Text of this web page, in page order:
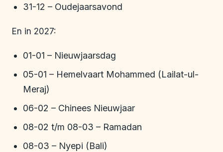
31-12 – Oudejaarsavond
En in 2027:
01-01 – Nieuwjaarsdag
05-01 – Hemelvaart Mohammed (Lailat-ul-
Meraj)
06-02 – Chinees Nieuwjaar
08-02 t/m 08-03 – Ramadan
08-03 – Nyepi (Bali)